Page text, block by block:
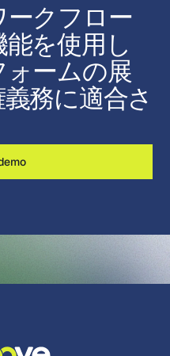
クフロー
を使用し
ームの展
務に適合さ